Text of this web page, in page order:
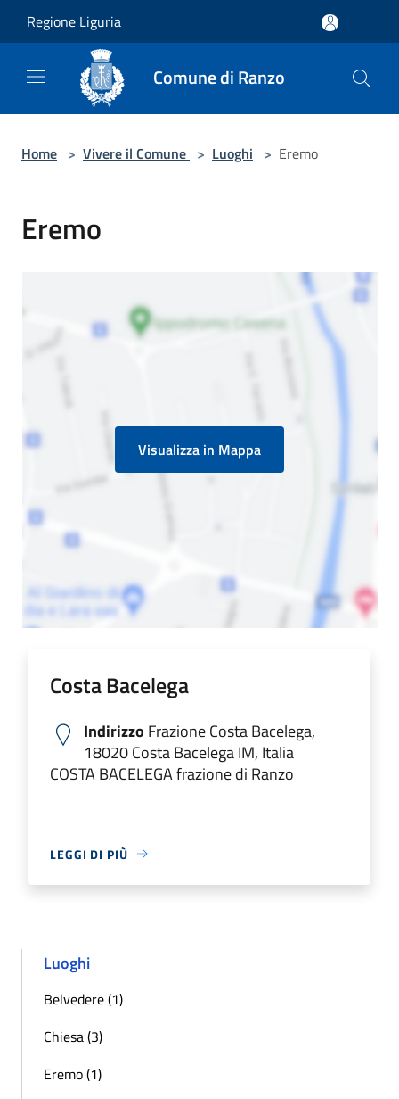
Regione Liguria
Comune di Ranzo
Home > Vivere il Comune > Luoghi > Eremo
Eremo
Visualizza in Mappa
Costa Bacelega
Indirizzo Frazione Costa Bacelega,
18020 Costa Bacelega IM, Italia
COSTA BACELEGA frazione di Ranzo
LEGGI DI PIÙ
Luoghi
Belvedere (1)
Chiesa (3)
Eremo (1)